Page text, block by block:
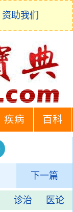
资助我们
疾病 百科
下一篇
诊治 医论